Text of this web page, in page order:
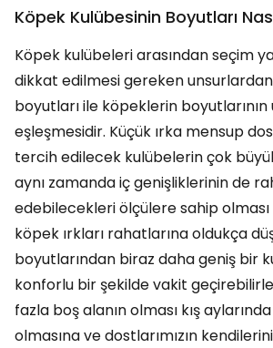
Köpek Kulübesinin Boyutları
Köpek kulübeleri arasından seçim
dikkat edilmesi gereken
boyutları ile köpeklerin
eşleşmesidir. Küçük ırka mensup
tercih edilecek kulübelerin çok
aynı zamanda iç genişliklerinin de
edebilecekleri ölçülere sahip
köpek ırkları rahatlarına oldukça
boyutlarından biraz daha geniş bir
konforlu bir şekilde vakit
fazla boş alanın olması kış
olmasına ve dostlarımızın